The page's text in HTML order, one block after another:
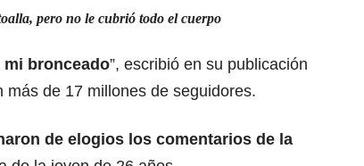
pero no le cubrió todo el cuerpo
mi bronceado”, escribió en su publicación
de 17 millones de seguidores.
de elogios los comentarios de la